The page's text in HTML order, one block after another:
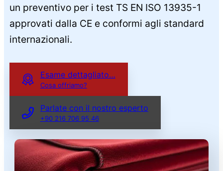
un preventivo per i test TS EN ISO 13935-1
approvati dalla CE e conformi agli standard
internazionali.
Esame dettagliato…
Cosa offriamo?
Parlate con il nostro esperto
+90 216 706 95 46